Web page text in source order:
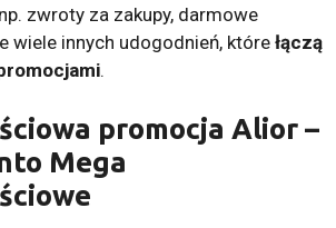
zwroty za zakupy, darmowe
wiele innych udogodnień, które łączą
.
promocja Alior –
Mega